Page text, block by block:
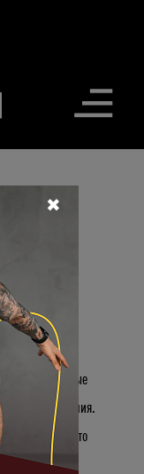
Открыть
ГАРМОНИИ
твоей
которые
собой и терпения.
питание и, что
✖